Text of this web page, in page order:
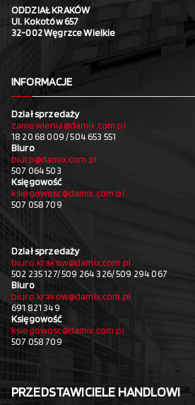
ODDZIAŁ KRAKÓW
Ul. Kokotów 657
32-002 Węgrzce Wielkie
INFORMACJE
Dział sprzedaży
zamowienia@damix.com.pl
18 20 68 009 / 504 653 551
Biuro
biuro@damix.com.pl
507 064 503
Księgowość
ksiegowosc@damix.com.pl
507 058 709
Dział sprzedaży
biuro.krakow@damix.com.pl
502 235 127/ 509 264 326/ 509 294 067
Biuro
biuro.krakow@damix.com.pl
691 821 349
Księgowość
ksiegowosc@damix.com.pl
507 058 709
PRZEDSTAWICIELE HANDLOWI